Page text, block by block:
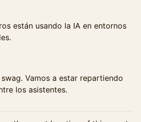
están usando la IA en entornos
Vamos a estar repartiendo
los asistentes.